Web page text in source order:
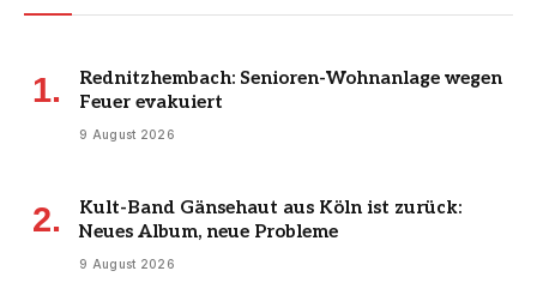
Rednitzhembach: Senioren-Wohnanlage wegen
Feuer evakuiert
9 August 2026
Kult-Band Gänsehaut aus Köln ist zurück:
Neues Album, neue Probleme
9 August 2026